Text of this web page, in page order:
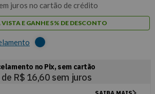
juros no cartão de crédito
VISTA E GANHE 5% DE DESCONTO